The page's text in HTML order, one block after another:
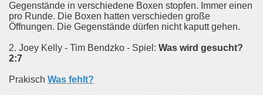
Gegenstände in verschiedene Boxen stopfen. Immer einen
pro Runde. Die Boxen hatten verschieden große
Öffnungen. Die Gegenstände dürfen nicht kaputt gehen.
2. Joey Kelly - Tim Bendzko - Spiel: Was wird gesucht?
2:7
Prakisch Was fehlt?